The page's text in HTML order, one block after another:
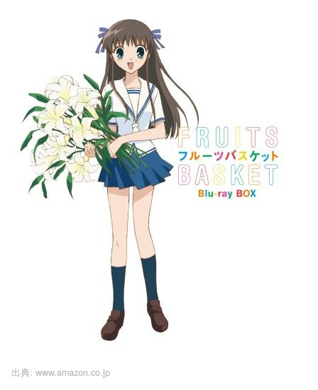
出典: www.amazon.co.jp